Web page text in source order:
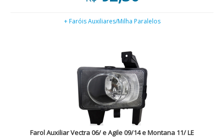
+ Faróis Auxiliares/Milha Paralelos
Farol Auxiliar Vectra 06/ e Agile 09/14 e Montana 11/ LE